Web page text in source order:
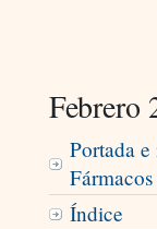
Febrero
Portada
Fármacos
Índice